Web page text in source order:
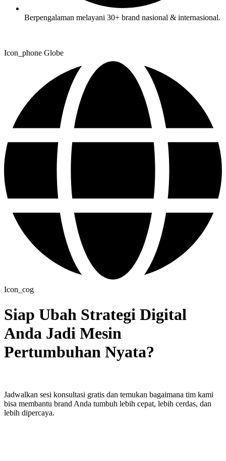
Berpengalaman melayani 30+ brand nasional & internasional.
Icon_phone Globe
Icon_cog
Siap Ubah Strategi Digital
Anda Jadi Mesin
Pertumbuhan Nyata?
Jadwalkan sesi konsultasi gratis dan temukan bagaimana tim kami
bisa membantu brand Anda tumbuh lebih cepat, lebih cerdas, dan
lebih dipercaya.